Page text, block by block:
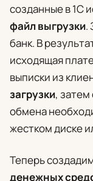
созданные в 1С
файл выгрузки.
банк. В
исходящая
выписки из
загрузки, затем
обмена
жестком диске
Теперь
денежных